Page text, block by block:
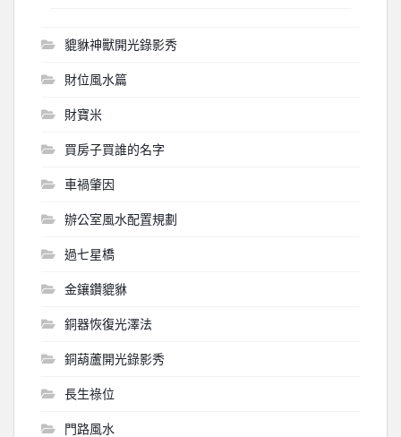
貔貅神獸開光錄影秀
財位風水篇
財寶米
買房子買誰的名字
車禍肇因
辦公室風水配置規劃
過七星橋
金鑲鑽貔貅
銅器恢復光澤法
銅葫蘆開光錄影秀
長生祿位
門路風水